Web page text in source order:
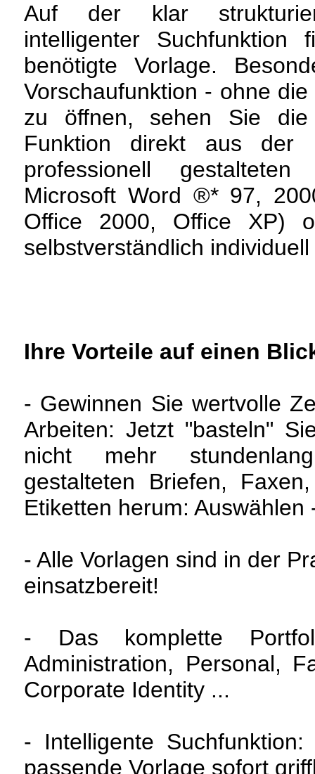
Auf der klar
intelligenter
benötigte Vorlage.
Vorschaufunktion - ohne
zu öffnen, sehen Sie
Funktion direkt aus der
professionell
Microsoft Word ®* 97,
Office 2000, Office XP)
selbstverständlich
Ihre Vorteile auf einen
- Gewinnen Sie wertvolle
Arbeiten: Jetzt "basteln"
nicht mehr
gestalteten Briefen,
Etiketten herum:
- Alle Vorlagen sind in der
einsatzbereit!
- Das komplette
Administration, Personal,
Corporate Identity ...
- Intelligente
passende Vorlage sofort